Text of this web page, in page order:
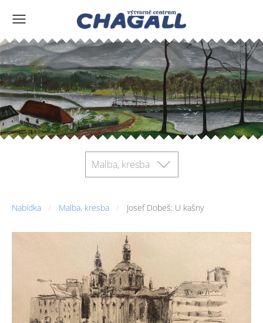
Malba, kresba
Nabídka Malba, kresba Josef Dobeš: U kašny